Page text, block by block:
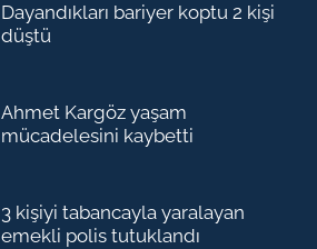
Dayandıkları bariyer koptu 2 kişi
düştü
Ahmet Kargöz yaşam
mücadelesini kaybetti
3 kişiyi tabancayla yaralayan
emekli polis tutuklandı